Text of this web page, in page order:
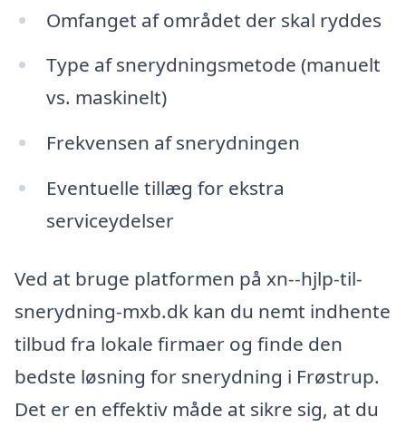
Omfanget af området der skal ryddes
Type af snerydningsmetode (manuelt
vs. maskinelt)
Frekvensen af snerydningen
Eventuelle tillæg for ekstra
serviceydelser
Ved at bruge platformen på xn--hjlp-til-
snerydning-mxb.dk kan du nemt indhente
tilbud fra lokale firmaer og finde den
bedste løsning for snerydning i Frøstrup.
Det er en effektiv måde at sikre sig, at du